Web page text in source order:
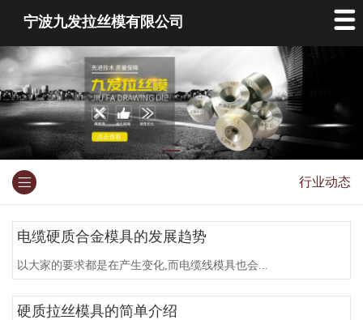
宁波九发拉丝模有限公司
行业动态
电缆硬质合金模具的发展趋势
以大家的要求都是在产生变化,而电缆线模具也会...
硬质拉丝模具的简单介绍